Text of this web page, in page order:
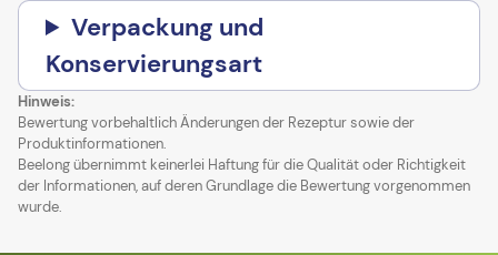
Verpackung und
Konservierungsart
Hinweis:
Bewertung vorbehaltlich Änderungen der Rezeptur sowie der
Produktinformationen.
Beelong übernimmt keinerlei Haftung für die Qualität oder Richtigkeit
der Informationen, auf deren Grundlage die Bewertung vorgenommen
wurde.